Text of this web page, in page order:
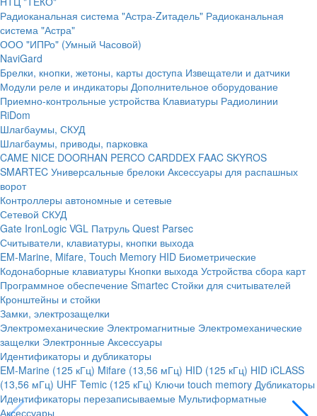
Радиоканальная система "Астра-Zитадель" Радиоканальная
система "Астра"
ООО "ИПРо" (Умный Часовой)
NaviGard
Брелки, кнопки, жетоны, карты доступа Извещатели и датчики
Модули реле и индикаторы Дополнительное оборудование
Приемно-контрольные устройства Клавиатуры Радиолинии
RiDom
Шлагбаумы, СКУД
Шлагбаумы, приводы, парковка
CAME NICE DOORHAN PERCO CARDDEX FAAC SKYROS
SMARTEC Универсальные брелоки Аксессуары для распашных
ворот
Контроллеры автономные и сетевые
Сетевой СКУД
Gate IronLogic VGL Патруль Quest Parsec
Считыватели, клавиатуры, кнопки выхода
EM-Marine, Mifare, Touch Memory HID Биометрические
Кодонаборные клавиатуры Кнопки выхода Устройства сбора карт
Программное обеспечение Smartec Стойки для считывателей
Кронштейны и стойки
Замки, электрозащелки
Электромеханические Электромагнитные Электромеханические
защелки Электронные Аксессуары
Идентификаторы и дубликаторы
EM-Marine (125 кГц) Mifare (13,56 мГц) HID (125 кГц) HID iCLASS
(13,56 мГц) UHF Temic (125 кГц) Ключи touch memory Дубликаторы
Идентификаторы перезаписываемые Мультиформатные
Аксессуары